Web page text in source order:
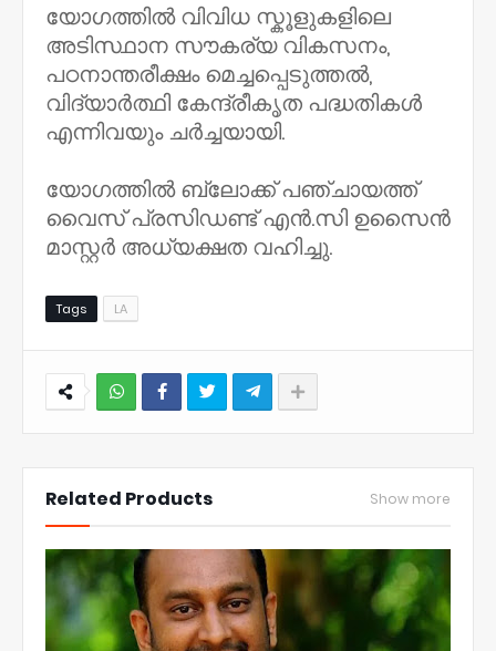
യോഗത്തിൽ വിവിധ സ്കൂളുകളിലെ
അടിസ്ഥാന സൗകര്യ വികസനം,
പഠനാന്തരീക്ഷം മെച്ചപ്പെടുത്തൽ,
വിദ്യാർത്ഥി കേന്ദ്രീകൃത പദ്ധതികൾ
എന്നിവയും ചർച്ചയായി.
യോഗത്തിൽ ബ്ലോക്ക് പഞ്ചായത്ത്
വൈസ് പ്രസിഡണ്ട് എൻ.സി ഉസൈൻ
മാസ്റ്റർ അധ്യക്ഷത വഹിച്ചു.
Tags LA
Related Products Show more